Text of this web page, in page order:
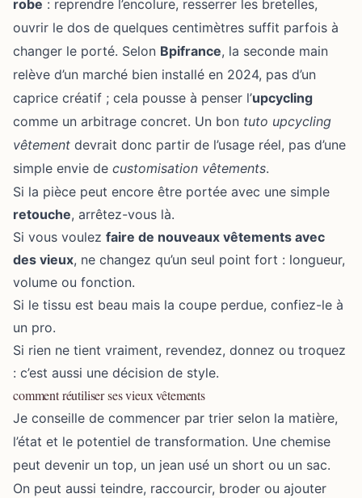
robe : reprendre l’encolure, resserrer les bretelles,
ouvrir le dos de quelques centimètres suffit parfois à
changer le porté. Selon Bpifrance, la seconde main
relève d’un marché bien installé en 2024, pas d’un
caprice créatif ; cela pousse à penser l’upcycling
comme un arbitrage concret. Un bon tuto upcycling
vêtement devrait donc partir de l’usage réel, pas d’une
simple envie de customisation vêtements.
Si la pièce peut encore être portée avec une simple
retouche, arrêtez-vous là.
Si vous voulez faire de nouveaux vêtements avec
des vieux, ne changez qu’un seul point fort : longueur,
volume ou fonction.
Si le tissu est beau mais la coupe perdue, confiez-le à
un pro.
Si rien ne tient vraiment, revendez, donnez ou troquez
: c’est aussi une décision de style.
comment réutiliser ses vieux vêtements
Je conseille de commencer par trier selon la matière,
l’état et le potentiel de transformation. Une chemise
peut devenir un top, un jean usé un short ou un sac.
On peut aussi teindre, raccourcir, broder ou ajouter